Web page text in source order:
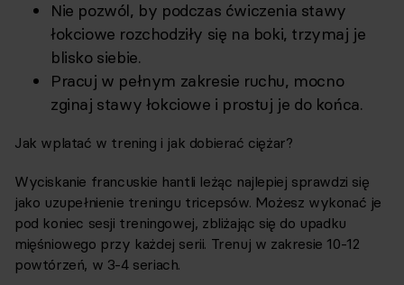
Nie pozwól, by podczas ćwiczenia stawy
łokciowe rozchodziły się na boki, trzymaj je
blisko siebie.
Pracuj w pełnym zakresie ruchu, mocno
zginaj stawy łokciowe i prostuj je do końca.
Jak wplatać w trening i jak dobierać ciężar?
Wyciskanie francuskie hantli leżąc najlepiej sprawdzi się
jako uzupełnienie treningu tricepsów. Możesz wykonać je
pod koniec sesji treningowej, zbliżając się do upadku
mięśniowego przy każdej serii. Trenuj w zakresie 10-12
powtórzeń, w 3-4 seriach.